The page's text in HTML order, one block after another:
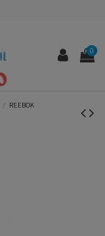
0
REEBOK